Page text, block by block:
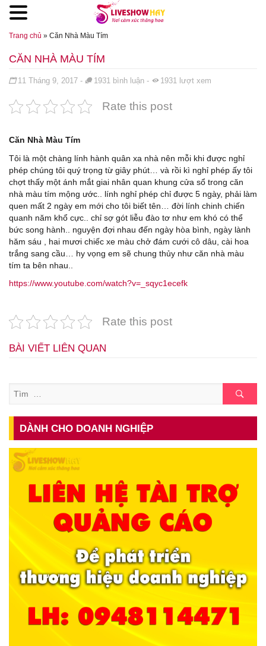
Đến nội dung chính
Trang chủ » Căn Nhà Màu Tím
CĂN NHÀ MÀU TÍM
Đăng ngày
11 Tháng 9, 2017 - 1931 bình luận - 1931 lượt xem
Rate this post
Căn Nhà Màu Tím
Tôi là một chàng lính hành quân xa nhà nên mỗi khi được nghỉ
phép chúng tôi quý trọng từ giây phút… và rồi kì nghỉ phép ấy tôi
chợt thấy một ánh mắt giai nhân quan khung cửa sổ trong căn
nhà màu tím mộng ước.. lính nghỉ phép chỉ được 5 ngày, phải làm
quen mất 2 ngày em mới cho tôi biết tên… đời lính chinh chiến
quanh năm khổ cực.. chỉ sợ gót liễu đào tơ như em khó có thể
bức song hành.. nguyện đợi nhau đến ngày hòa bình, ngày lành
hăm sáu , hai mươi chiếc xe màu chở đám cưới cô dâu, cài hoa
trắng sang cầu… hy vọng em sẽ chung thủy như căn nhà màu
tím ta bên nhau..
https://www.youtube.com/watch?v=_sqyc1ecefk
Rate this post
BÀI VIẾT LIÊN QUAN
DÀNH CHO DOANH NGHIỆP